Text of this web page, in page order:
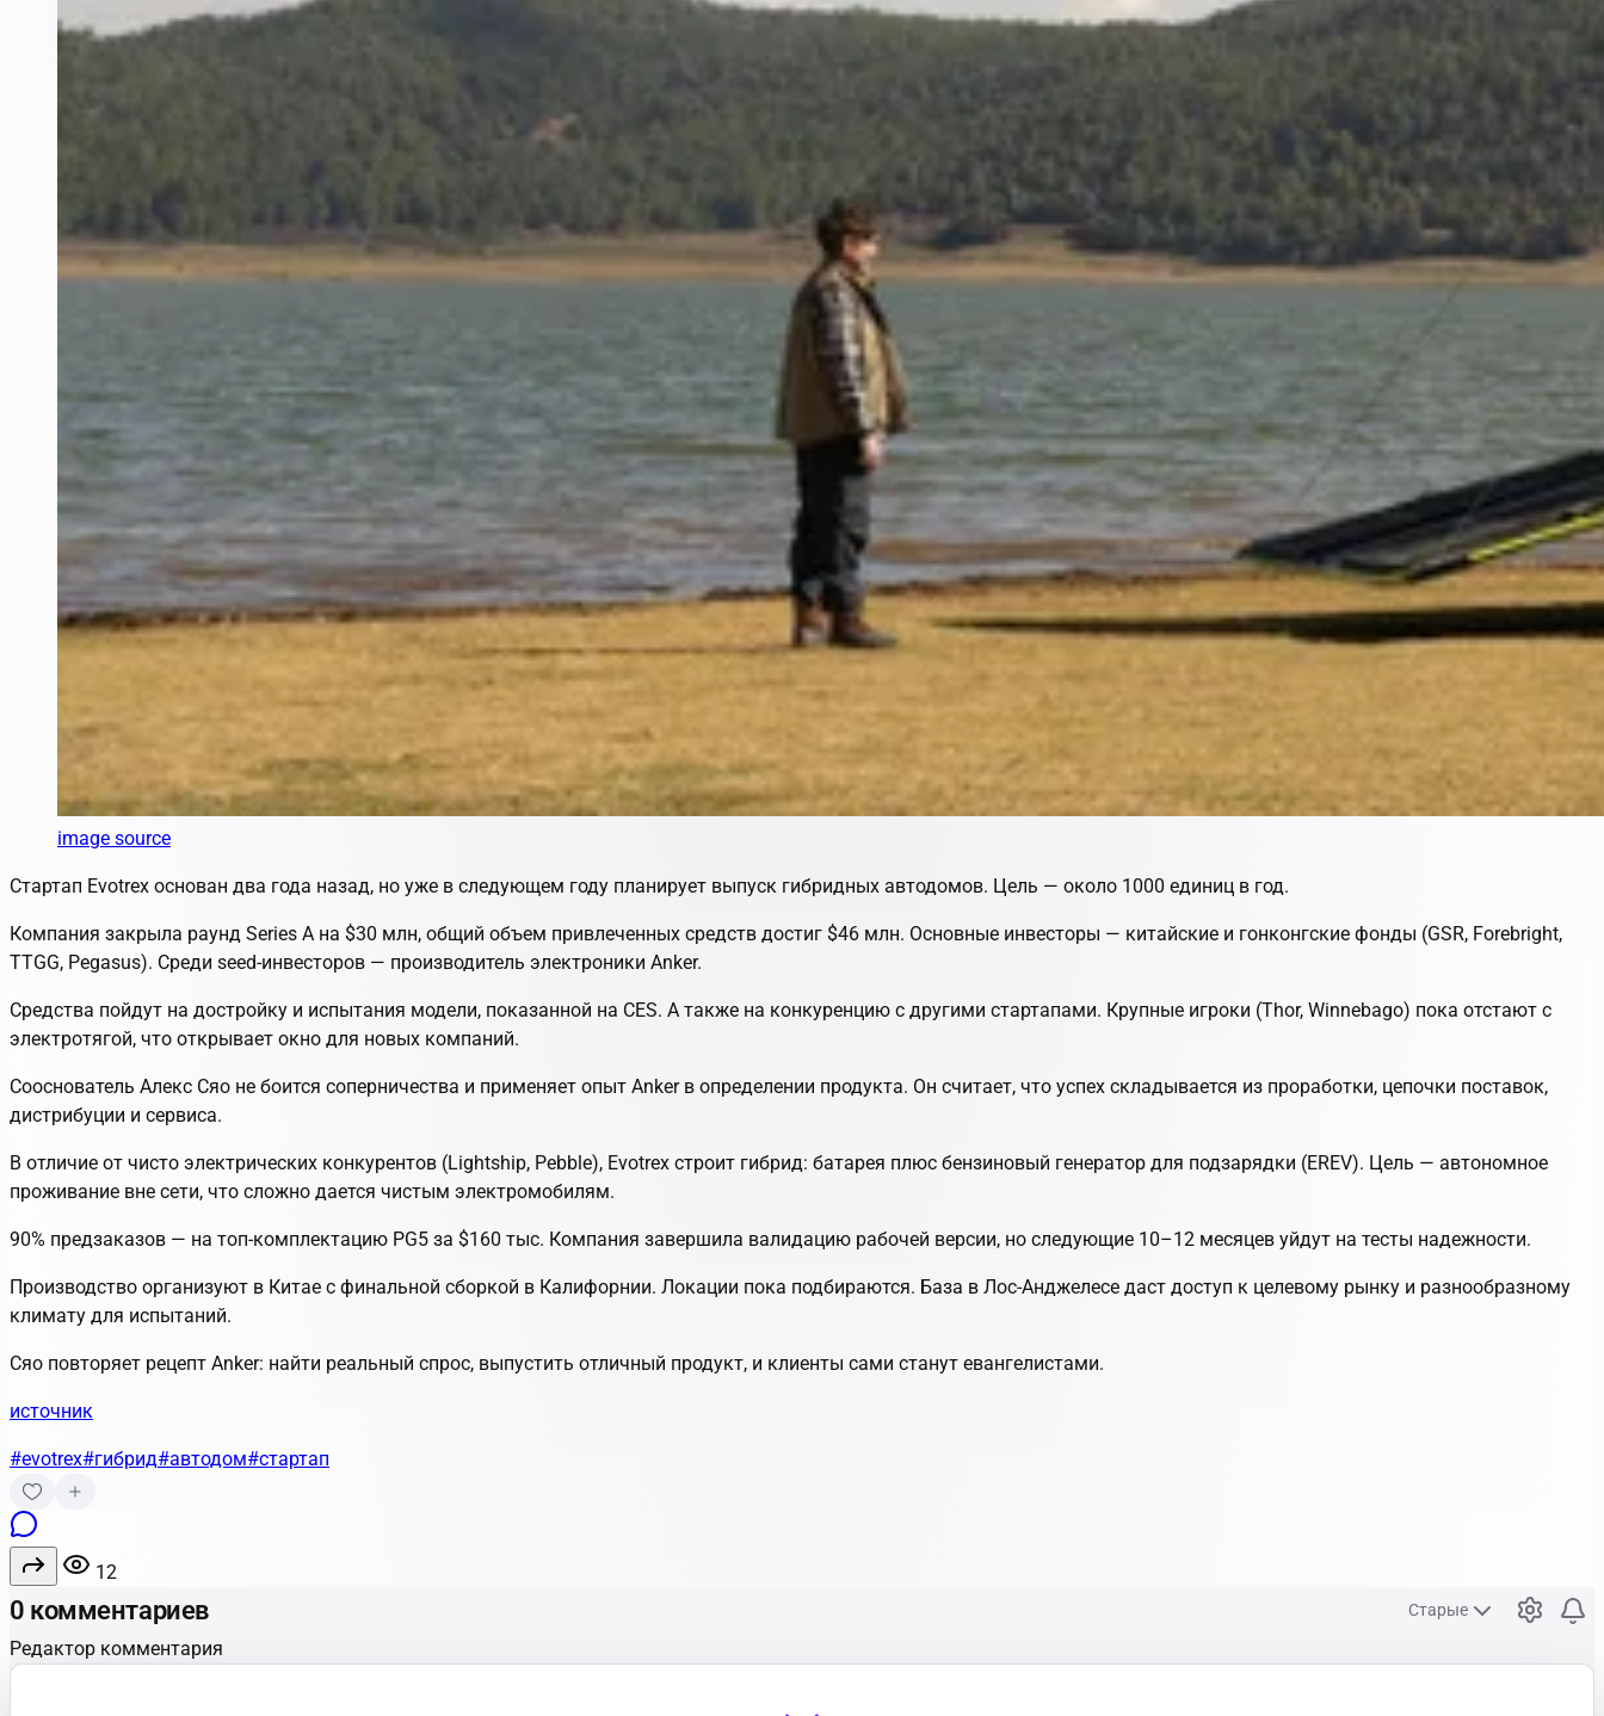
image source
Стартап Evotrex основан два года назад, но уже в следующем году планирует выпуск гибридных автодомов. Цель — около 1000 единиц в год.
Компания закрыла раунд Series A на $30 млн, общий объем привлеченных средств достиг $46 млн. Основные инвесторы — китайские и гонконгские фонды (GSR, Forebright,
TTGG, Pegasus). Среди seed-инвесторов — производитель электроники Anker.
Средства пойдут на достройку и испытания модели, показанной на CES. А также на конкуренцию с другими стартапами. Крупные игроки (Thor, Winnebago) пока отстают с
электротягой, что открывает окно для новых компаний.
Сооснователь Алекс Сяо не боится соперничества и применяет опыт Anker в определении продукта. Он считает, что успех складывается из проработки, цепочки поставок,
дистрибуции и сервиса.
В отличие от чисто электрических конкурентов (Lightship, Pebble), Evotrex строит гибрид: батарея плюс бензиновый генератор для подзарядки (EREV). Цель — автономное
проживание вне сети, что сложно дается чистым электромобилям.
90% предзаказов — на топ-комплектацию PG5 за $160 тыс. Компания завершила валидацию рабочей версии, но следующие 10–12 месяцев уйдут на тесты надежности.
Производство организуют в Китае с финальной сборкой в Калифорнии. Локации пока подбираются. База в Лос-Анджелесе даст доступ к целевому рынку и разнообразному
климату для испытаний.
Сяо повторяет рецепт Anker: найти реальный спрос, выпустить отличный продукт, и клиенты сами станут евангелистами.
источник
#evotrex#гибрид#автодом#стартап
12
0 комментариев Старые
Редактор комментария